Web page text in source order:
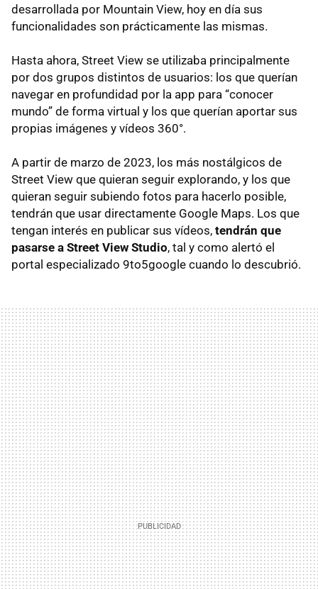
desarrollada por Mountain View, hoy en día sus
funcionalidades son prácticamente las mismas.
Hasta ahora, Street View se utilizaba principalmente
por dos grupos distintos de usuarios: los que querían
navegar en profundidad por la app para “conocer
mundo” de forma virtual y los que querían aportar sus
propias imágenes y vídeos 360°.
A partir de marzo de 2023, los más nostálgicos de
Street View que quieran seguir explorando, y los que
quieran seguir subiendo fotos para hacerlo posible,
tendrán que usar directamente Google Maps. Los que
tengan interés en publicar sus vídeos, tendrán que
pasarse a Street View Studio, tal y como alertó el
portal especializado 9to5google cuando lo descubrió.